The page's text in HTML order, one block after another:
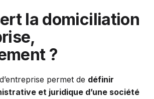
la domiciliation
?
permet de définir
et juridique d’une société